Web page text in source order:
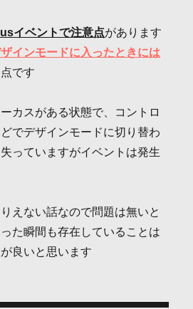
イベントで注意点があります
ザインモードに入ったときには
です
カスがある状態で、コントロ
でデザインモードに切り替わ
っていますがイベントは発生
えない話なので問題は無いと
た瞬間も存在していることは
良いと思います